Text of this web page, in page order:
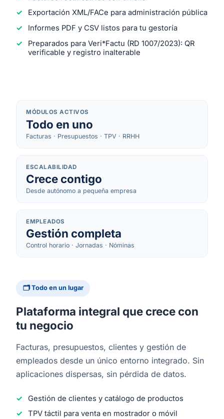
Exportación XML/FACe para administración pública
Informes PDF y CSV listos para tu gestoría
Preparados para Veri*Factu (RD 1007/2023): QR
verificable y registro inalterable
MÓDULOS ACTIVOS
Todo en uno
Facturas · Presupuestos · TPV · RRHH
ESCALABILIDAD
Crece contigo
Desde autónomo a pequeña empresa
EMPLEADOS
Gestión completa
Control horario · Jornadas · Nóminas
🗂 Todo en un lugar
Plataforma integral que crece con
tu negocio
Facturas, presupuestos, clientes y gestión de
empleados desde un único entorno integrado. Sin
aplicaciones dispersas, sin pérdida de datos.
Gestión de clientes y catálogo de productos
TPV táctil para venta en mostrador o móvil